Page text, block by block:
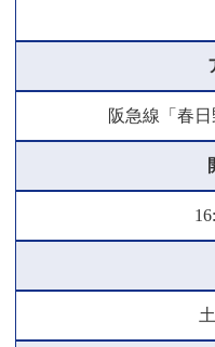
阪急線「春